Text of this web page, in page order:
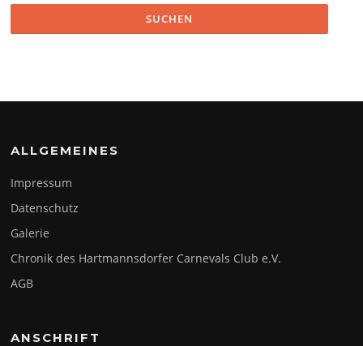
ALLGEMEINES
Impressum
Datenschutz
Galerie
Chronik des Hartmannsdorfer Carnevals Club e.V.
AGB
ANSCHRIFT